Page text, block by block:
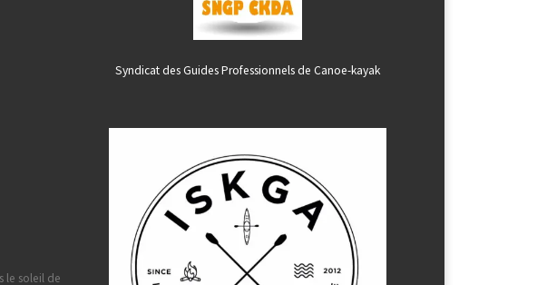
le soleil de
Syndicat des Guides Professionnels de Canoe-kayak